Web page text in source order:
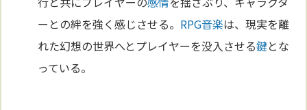
ーとの絆を強く感じさせる。 RPG音楽は、現実を離
れた幻想の世界へとプレイヤーを没入させる鍵とな
っている。